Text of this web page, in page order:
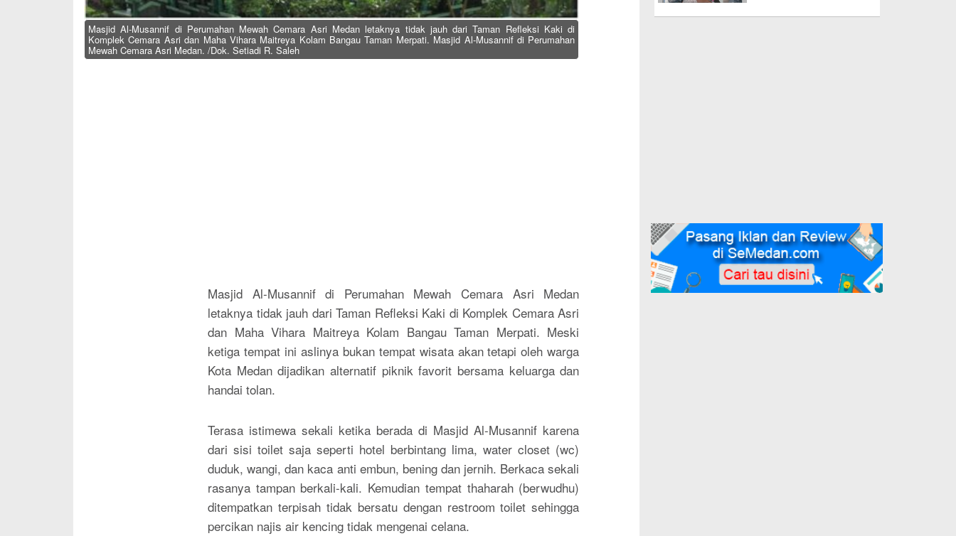
Masjid Al-Musannif di Perumahan Mewah Cemara Asri Medan letaknya tidak jauh dari Taman Refleksi Kaki di
Komplek Cemara Asri dan Maha Vihara Maitreya Kolam Bangau Taman Merpati. Masjid Al-Musannif di Perumahan
Mewah Cemara Asri Medan. /Dok. Setiadi R. Saleh
Masjid Al-Musannif di Perumahan Mewah Cemara Asri Medan
letaknya tidak jauh dari Taman Refleksi Kaki di Komplek Cemara Asri
dan Maha Vihara Maitreya Kolam Bangau Taman Merpati. Meski
ketiga tempat ini aslinya bukan tempat wisata akan tetapi oleh warga
Kota Medan dijadikan alternatif piknik favorit bersama keluarga dan
handai tolan.
Terasa istimewa sekali ketika berada di Masjid Al-Musannif karena
dari sisi toilet saja seperti hotel berbintang lima, water closet (wc)
duduk, wangi, dan kaca anti embun, bening dan jernih. Berkaca sekali
rasanya tampan berkali-kali. Kemudian tempat thaharah (berwudhu)
ditempatkan terpisah tidak bersatu dengan restroom toilet sehingga
percikan najis air kencing tidak mengenai celana.